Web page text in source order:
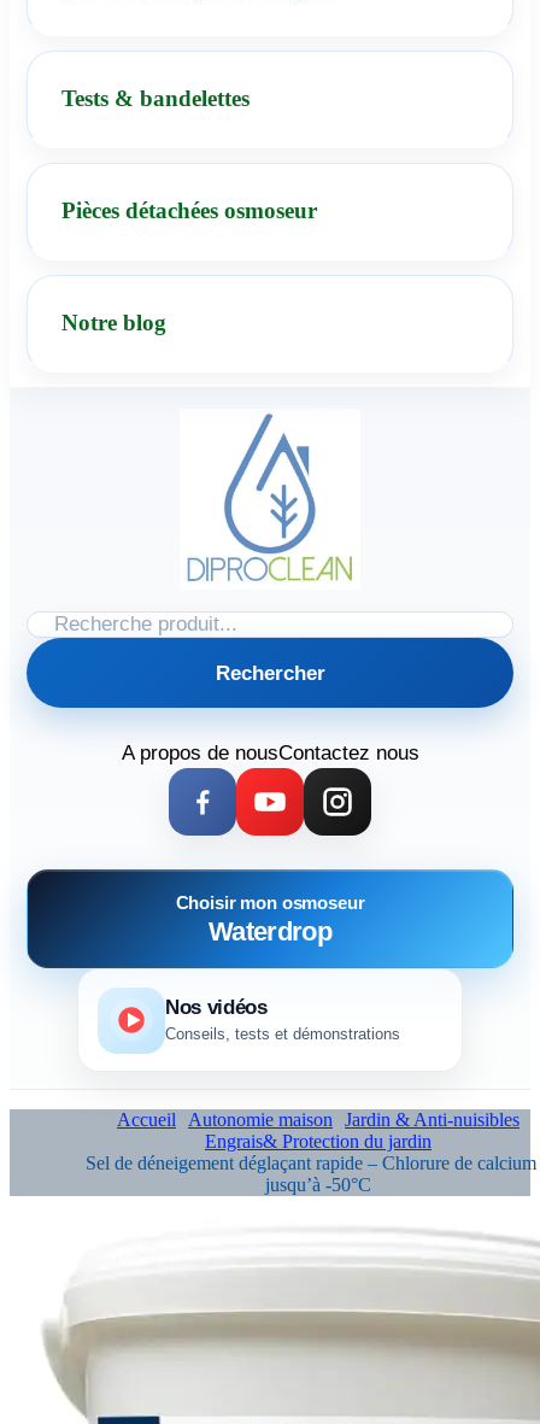
Tests & bandelettes
Pièces détachées osmoseur
Notre blog
Rechercher
A propos de nousContactez nous
Choisir mon osmoseur
Waterdrop
Nos vidéos
Conseils, tests et démonstrations
Accueil Autonomie maison
Jardin & Anti-nuisibles
Engrais& Protection du jardin
Sel de déneigement déglaçant rapide – Chlorure de calcium
jusqu’à -50°C